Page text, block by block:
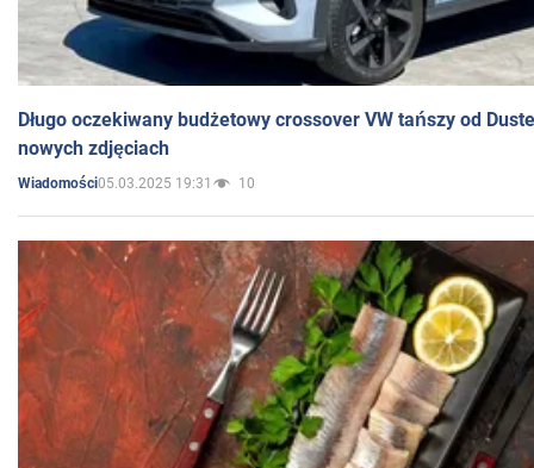
Długo oczekiwany budżetowy crossover VW tańszy od
nowych zdjęciach
Wiadomości05.03.2025 19:31 10